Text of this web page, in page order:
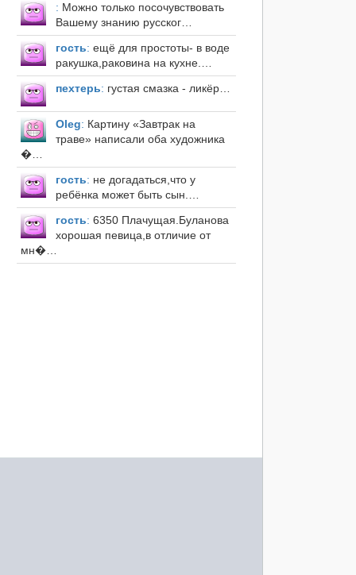
: Можно только посочувствовать
Вашему знанию русског…
гость: ещё для простоты- в воде
ракушка,раковина на кухне.…
пехтерь: густая смазка - ликёр…
Оleg: Картину «Завтрак на
траве» написали оба художника
�…
гость: не догадаться,что у
ребёнка может быть сын.…
гость: 6350 Плачущая.Буланова
хорошая певица,в отличие от
мн�…